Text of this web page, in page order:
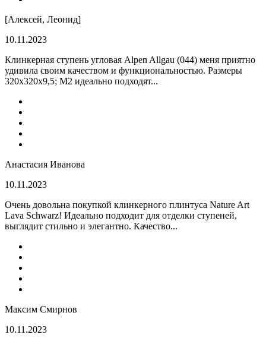
[Алексей, Леонид]
10.11.2023
Клинкерная ступень угловая Alpen Allgau (044) меня приятно
удивила своим качеством и функциональностью. Размеры
320x320x9,5; M2 идеально подходят...
Анастасия Иванова
10.11.2023
Очень довольна покупкой клинкерного плинтуса Nature Art
Lava Schwarz! Идеально подходит для отделки ступеней,
выглядит стильно и элегантно. Качество...
Максим Смирнов
10.11.2023